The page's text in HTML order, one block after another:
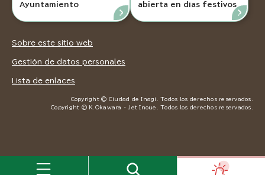
Ayuntamiento
abierta en días festivos
Sobre este sitio web
Gestión de datos personales
Lista de enlaces
Copyright © Ciudad de Inagi. Todos los derechos reservados.
Copyright © K.Okawara ・ Jet Inoue. Todos los derechos reservados.